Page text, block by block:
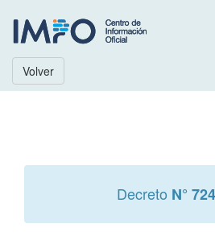
Volver
Decreto N°